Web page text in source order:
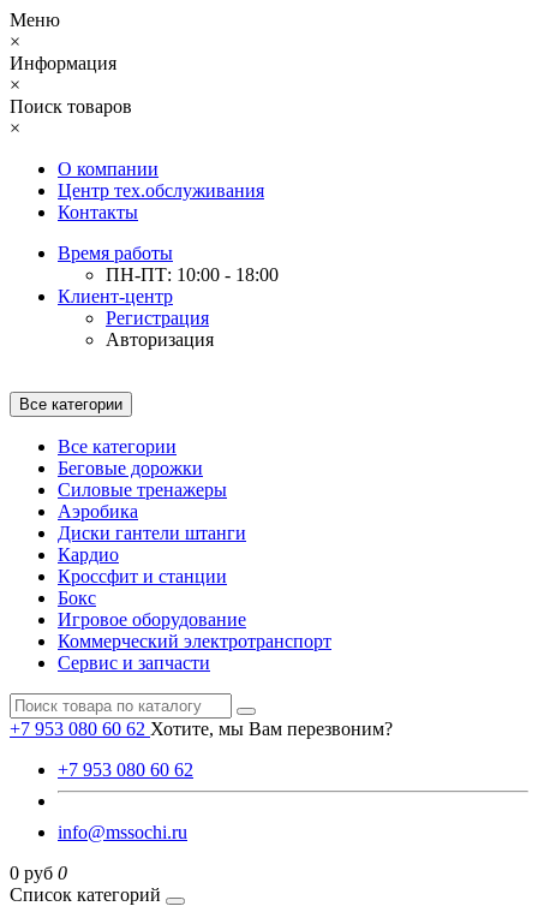
Меню
×
Информация
×
Поиск товаров
×
О компании
Центр тех.обслуживания
Контакты
Время работы
ПН-ПТ: 10:00 - 18:00
Клиент-центр
Регистрация
Авторизация
Все категории
Все категории
Беговые дорожки
Силовые тренажеры
Аэробика
Диски гантели штанги
Кардио
Кроссфит и станции
Бокс
Игровое оборудование
Коммерческий электротранспорт
Сервис и запчасти
+7 953 080 60 62 Хотите, мы Вам перезвоним?
+7 953 080 60 62
info@mssochi.ru
0 руб 0
Список категорий